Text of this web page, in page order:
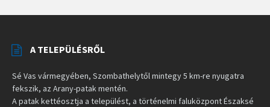
A TELEPÜLÉSRŐL
Sé Vas vármegyében, Szombathelytől mintegy 5 km-re nyugatra
fekszik, az Arany-patak mentén.
A patak kettéosztja a települést, a történelmi faluközpont Északsé